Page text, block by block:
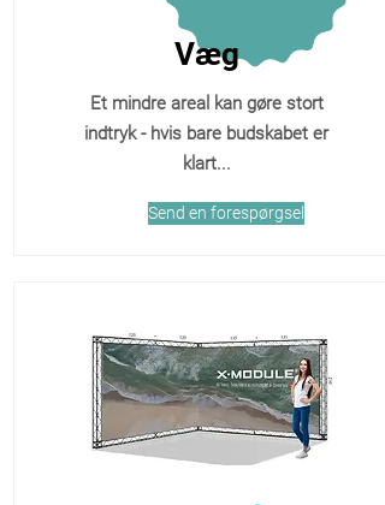
Væg
Et mindre areal kan gøre stort
indtryk - hvis bare budskabet er
klart...
Send en forespørgsel